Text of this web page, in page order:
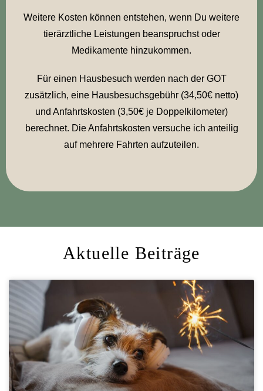
Weitere Kosten können entstehen, wenn Du weitere
tierärztliche Leistungen beanspruchst oder
Medikamente hinzukommen.
Für einen Hausbesuch werden nach der GOT
zusätzlich, eine Hausbesuchsgebühr (34,50€ netto)
und Anfahrtskosten (3,50€ je Doppelkilometer)
berechnet. Die Anfahrtskosten versuche ich anteilig
auf mehrere Fahrten aufzuteilen.
Aktuelle Beiträge